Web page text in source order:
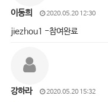
이동희 2020.05.20 12:30
jiezhou1 -참여완료
강하라 2020.05.20 15:32